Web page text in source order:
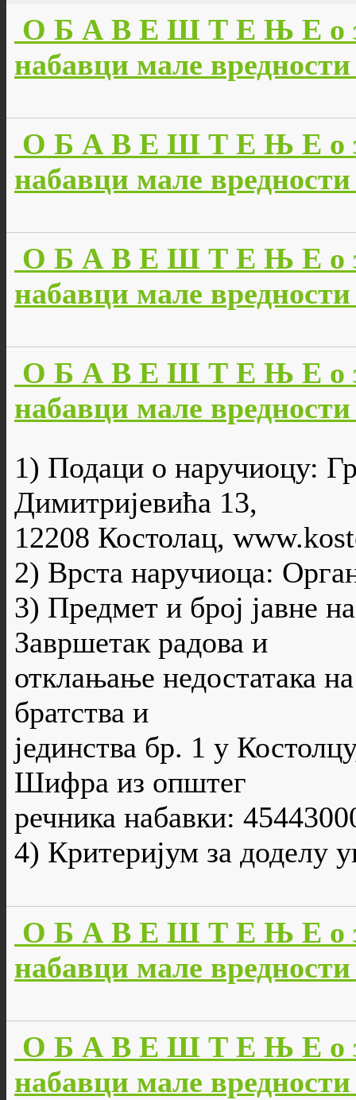
О Б А В Е Ш Т Е Њ Е о
набавци мале
О Б А В Е Ш Т Е Њ Е о
набавци мале вредности
О Б А В Е Ш Т Е Њ Е о
набавци мале
О Б А В Е Ш Т Е Њ Е о
набавци мале
1) Подаци о наручиоцу:
Димитријевића 13,
12208 Костолац,
2) Врста наручиоца:
3) Предмет и број јавне
Завршетак радова и
отклањање недостатака
братства и
јединства бр. 1 у
Шифра из општег
речника набавки:
4) Критеријум за доделу
О Б А В Е Ш Т Е Њ Е о
набавци мале
О Б А В Е Ш Т Е Њ Е о
набавци мале